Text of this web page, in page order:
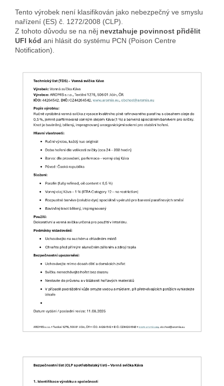
Tento výrobek není klasifikován jako nebezpečný ve smyslu
nařízení (ES) č. 1272/2008 (CLP).
Z tohoto důvodu se na něj nevztahuje povinnost přidělit
UFI kód ani hlásit do systému PCN (Poison Centre
Notification).